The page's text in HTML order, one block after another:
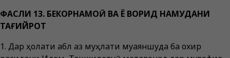
ФАСЛИ 13. БЕКОРНАМОӢ ВА Ё ВОРИД НАМУДАНИ
ТАҒИЙРОТ
1. Дар ҳолати қабл аз муҳлати муаяншуда ба охир